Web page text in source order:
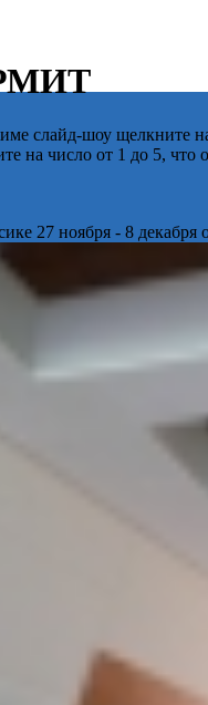
слайд-шоу щелкните
на число от 1 до 5, что
27 ноября - 8